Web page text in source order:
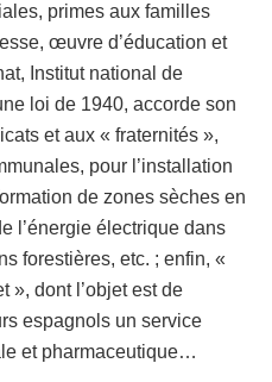
primes aux familles
œuvre d’éducation et
Institut national de
loi de 1940, accorde son
et aux « fraternités »,
pour l’installation
de zones sèches en
l’énergie électrique dans
forestières, etc. ; enfin, «
», dont l’objet est de
espagnols un service
et pharma­ceutique…